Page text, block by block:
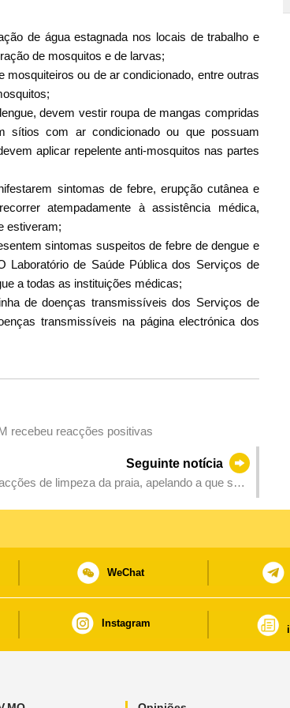
de água estagnada nos locais de trabalho e
de mosquitos e de larvas;
ou de ar condicionado, entre outras
devem vestir roupa de mangas compridas
com ar condicionado ou que possuam
aplicar repelente anti-mosquitos nas partes
sintomas de febre, erupção cutânea e
atempadamente à assistência médica,
estiveram;
sintomas suspeitos de febre de dengue e
Laboratório de Saúde Pública dos Serviços de
a todas as instituições médicas;
de doenças transmissíveis dos Serviços de
transmissíveis na página electrónica dos
recebeu reacções positivas
Seguinte notícia
de limpeza da praia, apelando a que se
WeChat
Instagram